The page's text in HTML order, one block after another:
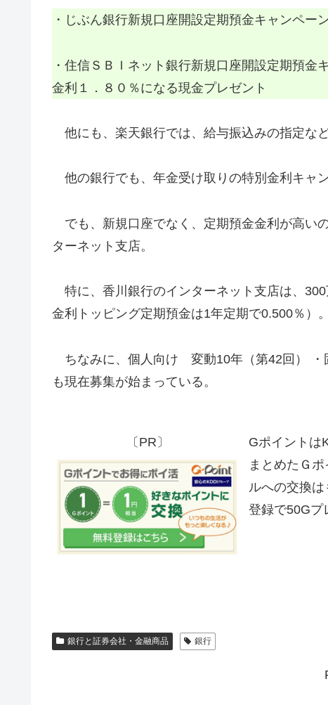
・じぶん銀行新規口座開設定期預金キャンペ
・住信ＳＢＩネット銀行新規口座開設定期預
金利１．８０％になる現金プレゼント
他にも、楽天銀行では、給与振込みの指定な
他の銀行でも、年金受け取りの特別金利キャ
でも、新規口座でなく、定期預金金利が高い
ターネット支店。
特に、香川銀行のインターネット支店は、
金利トッピング定期預金は1年定期で0.500％）。
ちなみに、個人向け 変動10年（第42回） ・
も現在募集が始まっている。
〔PR〕
Gポイントは
まとめたＧ
ルへの交換
登録で50Gプ
銀行と証券会社・金融商品 銀行